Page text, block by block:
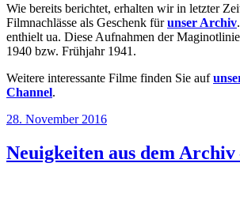
Wie bereits berichtet, erhalten wir in letzter
Filmnachlässe als Geschenk fürunser Archiv
enthielt ua. Diese Aufnahmen der
1940 bzw. Frühjahr 1941.
Weitere interessante Filme finden Sie auf
Channel.
Veröffentlicht
28. November 2016
Neuigkeiten aus dem Archiv